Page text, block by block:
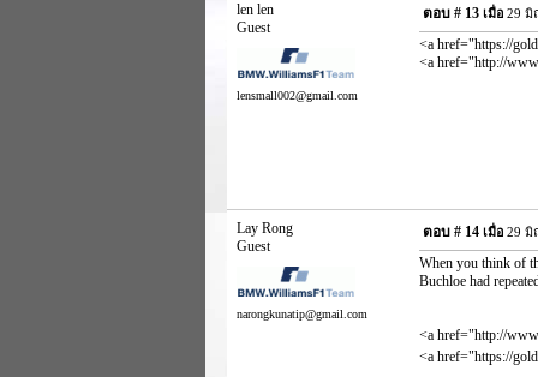
len len
Guest
lensmall002@gmail.com
ตอบ # 13 เมื่อ 29 มิ
<a href="https://
<a href="http://
Lay Rong
Guest
narongkunatip@gmail.com
ตอบ # 14 เมื่อ 29 มิ
When you think of
Buchloe had
<a href="http://
<a href="https://